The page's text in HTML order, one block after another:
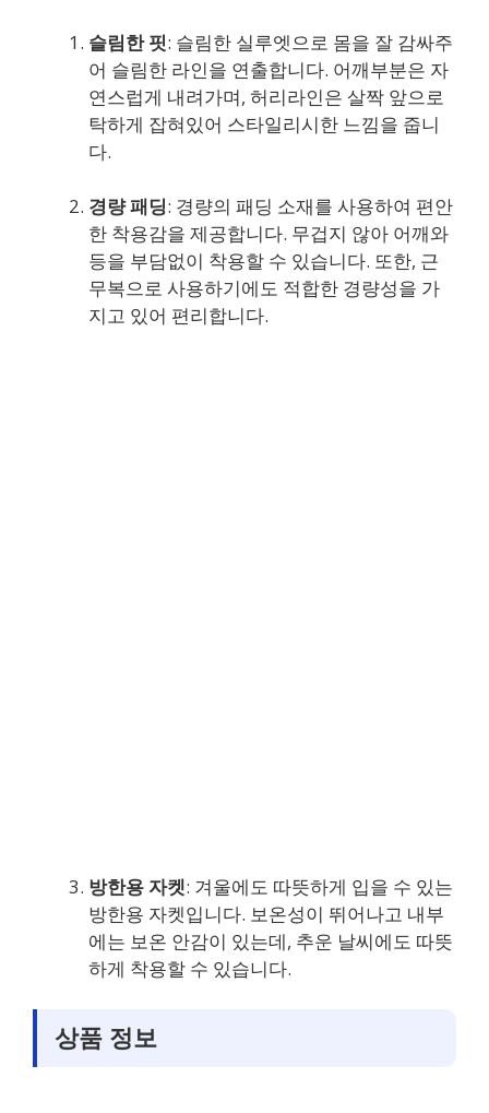
슬림한 핏: 슬림한 실루엣으로 몸을 잘 감싸주
어 슬림한 라인을 연출합니다. 어깨부분은 자
연스럽게 내려가며, 허리라인은 살짝 앞으로
탁하게 잡혀있어 스타일리시한 느낌을 줍니
다.
경량 패딩: 경량의 패딩 소재를 사용하여 편안
한 착용감을 제공합니다. 무겁지 않아 어깨와
등을 부담없이 착용할 수 있습니다. 또한, 근
무복으로 사용하기에도 적합한 경량성을 가
지고 있어 편리합니다.
방한용 자켓: 겨울에도 따뜻하게 입을 수 있는
방한용 자켓입니다. 보온성이 뛰어나고 내부
에는 보온 안감이 있는데, 추운 날씨에도 따뜻
하게 착용할 수 있습니다.
상품 정보